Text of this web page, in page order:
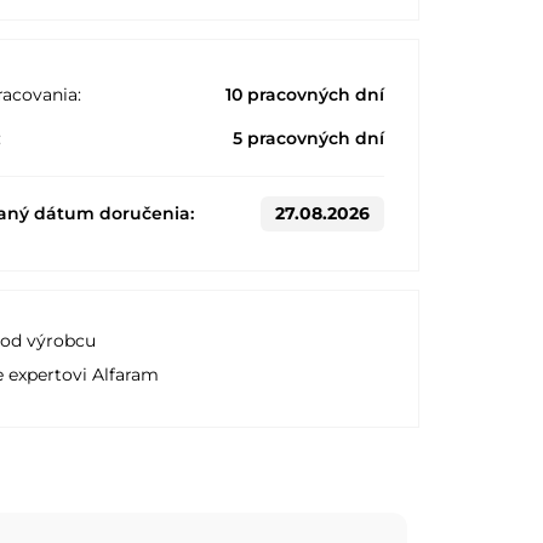
10 pracovných dní
5 pracovných dní
dátum doručenia: 27.08.2026
výrobcu
expertovi Alfaram